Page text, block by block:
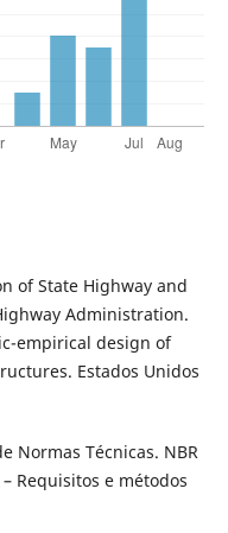
of State Highway and
Administration.
empirical design of
Estados Unidos
Normas Técnicas. NBR
Requisitos e métodos